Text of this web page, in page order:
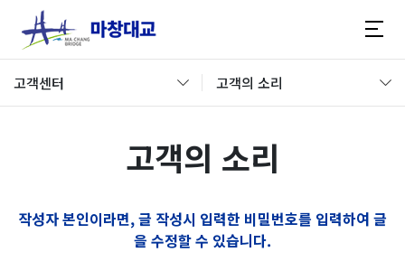
고객센터 고객의 소리
고객의 소리
작성자 본인이라면, 글 작성시 입력한 비밀번호를 입력하여 글
을 수정할 수 있습니다.